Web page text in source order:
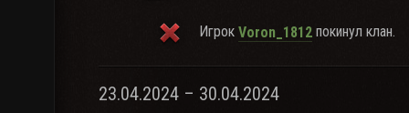
Игрок Voron_1812 покинул клан.
23.04.2024 – 30.04.2024